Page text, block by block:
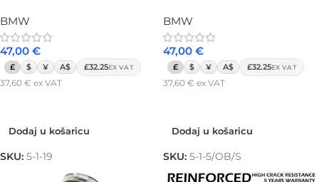
BMW
47,00 €
£ $ ¥ A$ £32.25EX VAT
37,60 € ex VAT
Dodaj u košaricu
SKU: 5-1-19
BMW
47,00 €
£ $ ¥ A$ £32.25EX VAT
37,60 € ex VAT
Dodaj u košaricu
SKU: 5-1-5/OB/S